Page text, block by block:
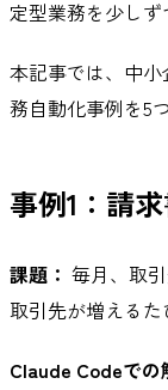
定型業務を少しず
本記事では、中
務自動化事例を5
事例1：請
課題： 毎月、取
取引先が増えるた
Claude Codeでの